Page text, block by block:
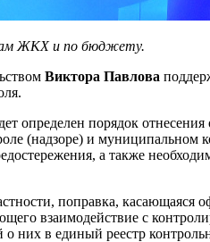
ЖКХ и по бюджету.
Виктора Павлова
определен порядок
(надзоре) и муниципальном
а также
поправка, касающаяся
взаимодействие с
о них в единый реестр